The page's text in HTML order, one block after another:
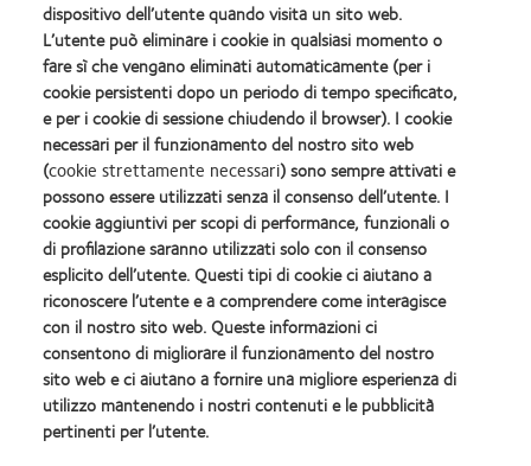
I nostri prodotti
Contattaci
Cookie policy
Politica sui commenti
Politica sulla privacy
Consumer site
Gestisci preferenze di consenso
dispositivo dell’utente quando visita un sito web.
L’utente può eliminare i cookie in qualsiasi momento o
fare sì che vengano eliminati automaticamente (per i
cookie persistenti dopo un periodo di tempo specificato,
e per i cookie di sessione chiudendo il browser). I cookie
necessari per il funzionamento del nostro sito web
(cookie strettamente necessari) sono sempre attivati e
possono essere utilizzati senza il consenso dell’utente. I
cookie aggiuntivi per scopi di performance, funzionali o
di profilazione saranno utilizzati solo con il consenso
esplicito dell’utente. Questi tipi di cookie ci aiutano a
riconoscere l’utente e a comprendere come interagisce
con il nostro sito web. Queste informazioni ci
consentono di migliorare il funzionamento del nostro
sito web e ci aiutano a fornire una migliore esperienza di
utilizzo mantenendo i nostri contenuti e le pubblicità
pertinenti per l’utente.